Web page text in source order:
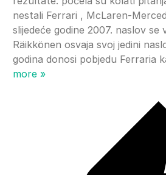
nestali Ferrari , McLaren-
slijedeće godine 2007. naslov se
Räikkönen osvaja svoj jedini
godina donosi pobjedu Ferraria
more »